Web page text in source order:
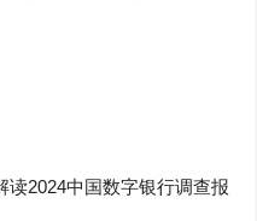
读2024中国数字银行调查报